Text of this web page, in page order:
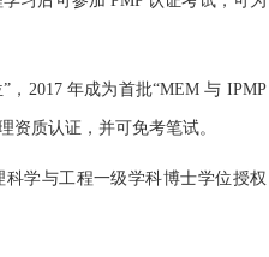
，2017 年成为首批“MEM 与 IPMP
资质认证，并可免考笔试。
学与工程一级学科博士学位授权